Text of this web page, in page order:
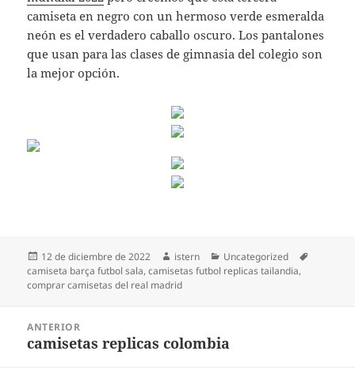
camiseta en negro con un hermoso verde esmeralda
neón es el verdadero caballo oscuro. Los pantalones
que usan para las clases de gimnasia del colegio son
la mejor opción.
Publicado
el
12 de diciembre de 2022 Autor
istern Categorías
Uncategorized
camiseta barça futbol sala,camisetas futbol replicas tailandia,
comprar camisetas del real madrid
entradas
ANTERIOR
Entrada
camisetas replicas colombia